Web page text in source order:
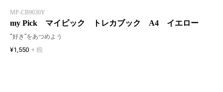
MP-CB9030Y
my Pick マイピック トレカブック A4 イエロー
“好き”をあつめよう
¥1,550 + 税